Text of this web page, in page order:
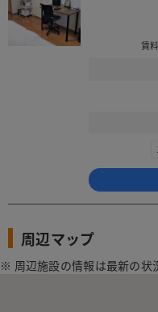
賃
周辺マップ
※ 周辺施設の情報は最新の状